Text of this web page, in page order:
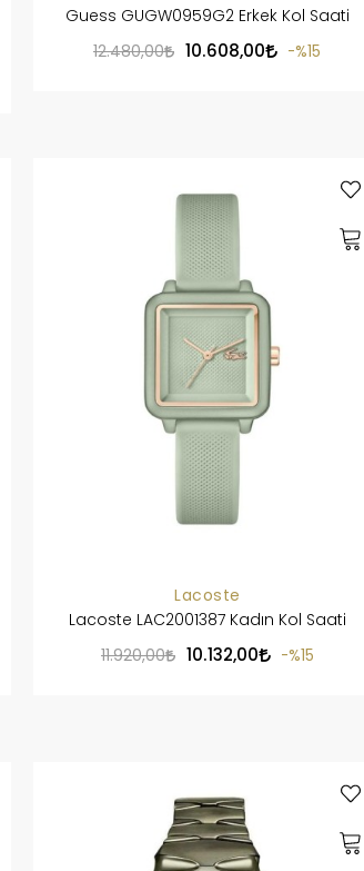
Guess GUGW0959G2 Erkek Kol Saati
12.480,00 10.608,00 %15
Lacoste
Lacoste LAC2001387 Kadın Kol Saati
11.920,00 10.132,00 %15